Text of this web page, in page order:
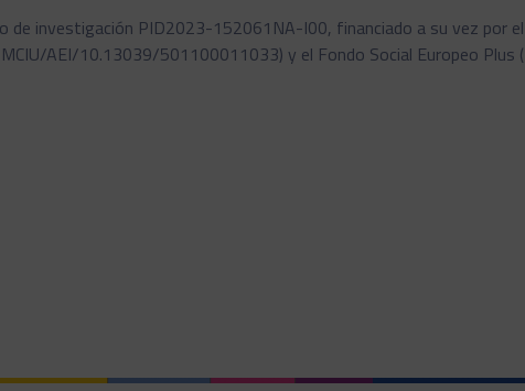
investigación PID2023-152061NA-I00, financiado a su vez por
AEI/10.13039/501100011033) y el Fondo Social Europeo Plus